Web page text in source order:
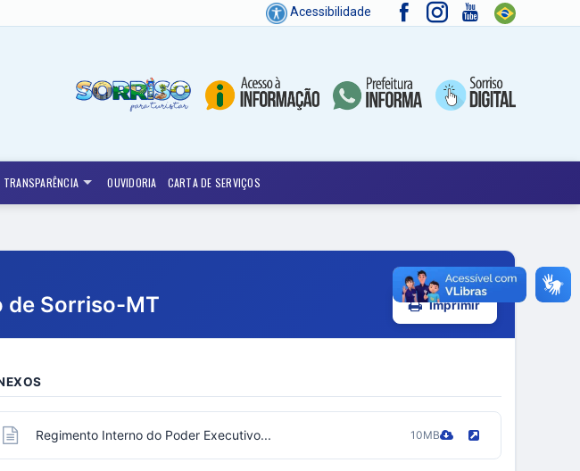
Acessibilidade
TRANSPARÊNCIA OUVIDORIA CARTA DE SERVIÇOS
de Sorriso-MT Imprimir
Regimento Interno do Poder Executivo... 10MB